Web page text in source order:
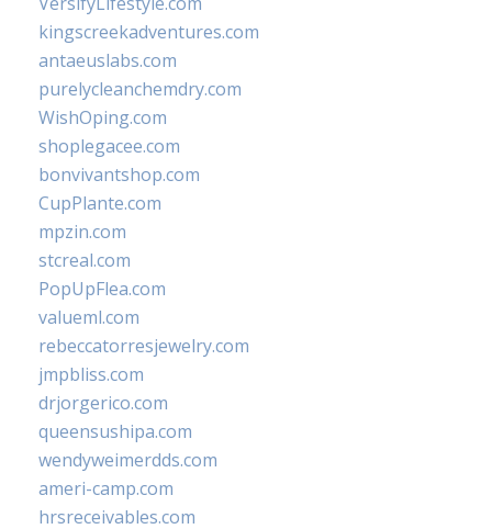
kingscreekadventures.com
antaeuslabs.com
purelycleanchemdry.com
WishOping.com
shoplegacee.com
bonvivantshop.com
CupPlante.com
mpzin.com
stcreal.com
PopUpFlea.com
valueml.com
rebeccatorresjewelry.com
jmpbliss.com
drjorgerico.com
queensushipa.com
wendyweimerdds.com
ameri-camp.com
hrsreceivables.com